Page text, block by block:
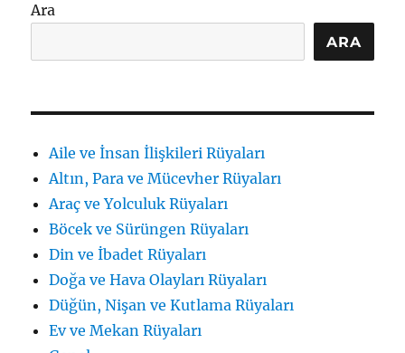
ve
Pratik
İpuçları
Ara
ARA
Aile ve İnsan İlişkileri Rüyaları
Altın, Para ve Mücevher Rüyaları
Araç ve Yolculuk Rüyaları
Böcek ve Sürüngen Rüyaları
Din ve İbadet Rüyaları
Doğa ve Hava Olayları Rüyaları
Düğün, Nişan ve Kutlama Rüyaları
Ev ve Mekan Rüyaları